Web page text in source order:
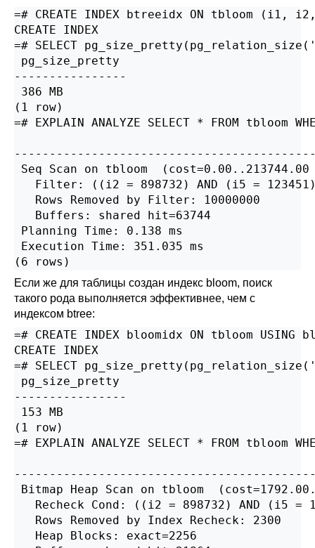
=# CREATE INDEX btreeidx ON tbloom
CREATE INDEX
=# SELECT
pg_size_pretty
----------------
386 MB
(1 row)
=# EXPLAIN ANALYZE SELECT * FROM tbloom
Seq Scan on tbloom
Filter: ((i2 = 898732) AND (i5 =
   Rows Removed by Filter: 10000000
   Buffers: shared hit=63744
Planning Time: 0.138 ms
Execution Time: 351.035 ms
(6 rows)
Если же для таблицы создан индекс bloom, поиск
такого рода выполняется эффективнее, чем с
индексом btree:
=# CREATE INDEX bloomidx ON tbloom
CREATE INDEX
=# SELECT
pg_size_pretty
----------------
153 MB
(1 row)
=# EXPLAIN ANALYZE SELECT * FROM tbloom
Bitmap Heap Scan on tbloom
Recheck Cond: ((i2 = 898732) AND (i5 =
   Rows Removed by Index Recheck: 2300
   Heap Blocks: exact=2256